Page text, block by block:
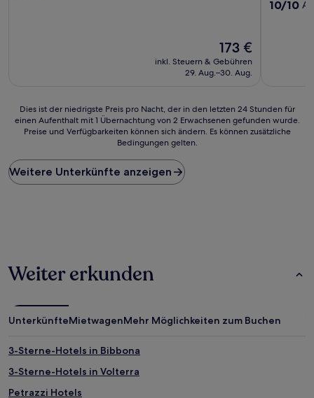
Der
Preis
beträgt
173 €
inkl. Steuern & Gebühren
29. Aug.–30. Aug.
10.0
10/10
Dies
ist
Preis
pro
Nacht,
einen
1 Übernachtung
von
gefunden
Preise
Dies ist der niedrigste Preis pro Nacht, der in den letzten 24 Stunden für
einen Aufenthalt mit 1 Übernachtung von 2 Erwachsenen gefunden wurde.
Preise und Verfügbarkeiten können sich ändern. Es können zusätzliche
Bedingungen gelten.
Weitere Unterkünfte anzeigen
Weiter erkunden
UnterkünfteMietwagenMehr Möglichkeiten zum Buchen
3-Sterne-Hotels in Bibbona
3-Sterne-Hotels in Volterra
Petrazzi Hotels